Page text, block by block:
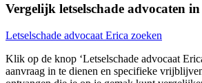
Vergelijk letselschade advocaten
Letselschade advocaat Erica zoeken
Klik op de knop ‘Letselschade advocaat
aanvraag in te dienen en specifieke